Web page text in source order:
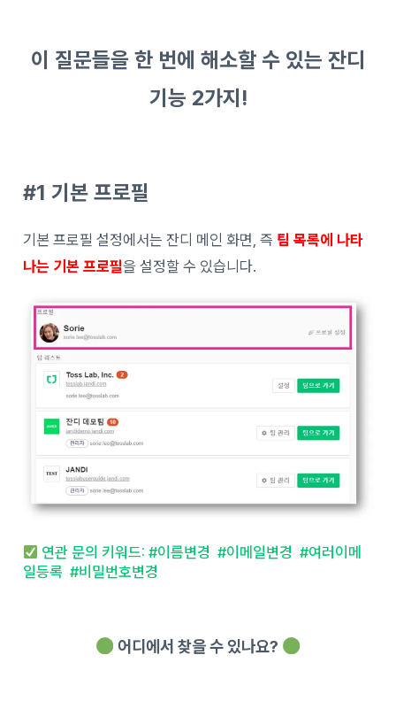
이 질문들을 한 번에 해소할 수 있는 잔디
기능 2가지!
#1 기본 프로필
기본 프로필 설정에서는 잔디 메인 화면, 즉 팀 목록에 나타
나는 기본 프로필을 설정할 수 있습니다.
연관 문의 키워드: #이름변경 #이메일변경 #여러이메
일등록 #비밀번호변경
어디에서 찾을 수 있나요?